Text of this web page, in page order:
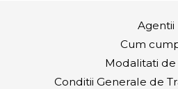
Agentii
Cum
Modalitati
Conditii Generale de